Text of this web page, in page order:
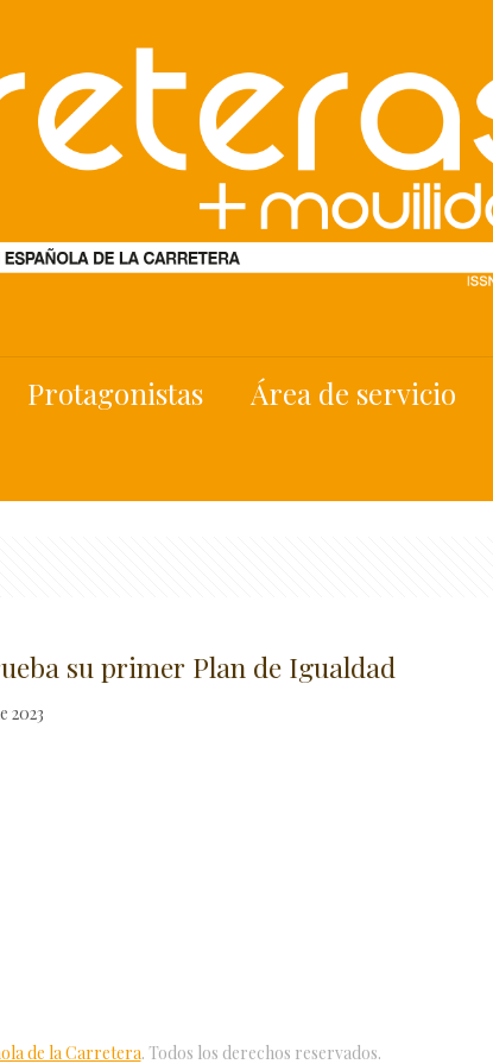
Protagonistas Área de servicio
su primer Plan de Igualdad
2023
de la Carretera. Todos los derechos reservados.